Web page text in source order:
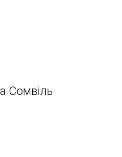
Сомвіль